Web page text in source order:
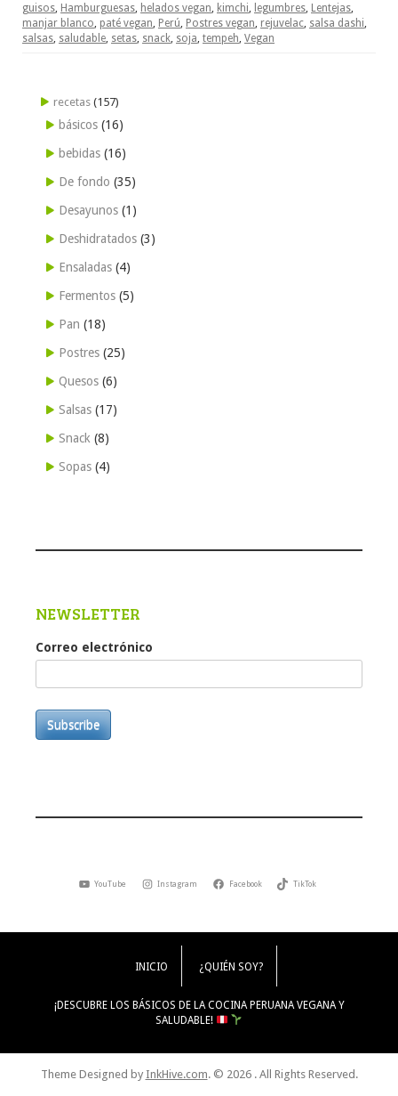
guisos Hamburguesas helados vegan kimchi legumbres Lentejas
manjar blanco paté vegan Perú Postres vegan rejuvelac salsa dashi
salsas saludable setas snack soja tempeh Vegan
recetas (157)
básicos (16)
bebidas (16)
De fondo (35)
Desayunos (1)
Deshidratados (3)
Ensaladas (4)
Fermentos (5)
Pan (18)
Postres (25)
Quesos (6)
Salsas (17)
Snack (8)
Sopas (4)
NEWSLETTER
Correo electrónico
Subscribe
YouTube Instagram Facebook TikTok
INICIO ¿QUIÉN SOY?
¡DESCUBRE LOS BÁSICOS DE LA COCINA PERUANA VEGANA Y
SALUDABLE!
Theme Designed by InkHive.com. © 2026 . All Rights Reserved.